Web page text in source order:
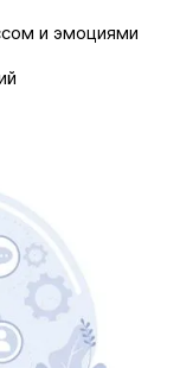
и эмоциями